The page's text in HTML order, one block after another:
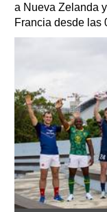
a Nueva Zelanda
Francia desde las